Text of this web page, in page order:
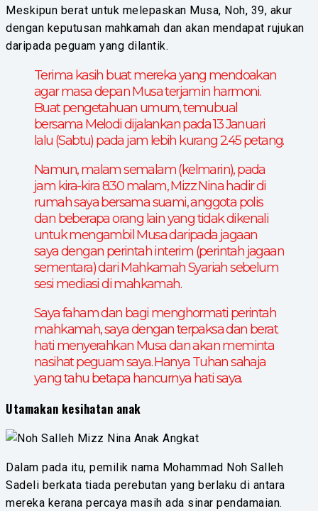
Meskipun berat untuk melepaskan Musa, Noh, 39, akur
dengan keputusan mahkamah dan akan mendapat rujukan
daripada peguam yang dilantik.
Terima kasih buat mereka yang mendoakan
agar masa depan Musa terjamin harmoni.
Buat pengetahuan umum, temubual
bersama Melodi dijalankan pada 13 Januari
lalu (Sabtu) pada jam lebih kurang 2.45 petang.
Namun, malam semalam (kelmarin), pada
jam kira-kira 8.30 malam, Mizz Nina hadir di
rumah saya bersama suami, anggota polis
dan beberapa orang lain yang tidak dikenali
untuk mengambil Musa daripada jagaan
saya dengan perintah interim (perintah jagaan
sementara) dari Mahkamah Syariah sebelum
sesi mediasi di mahkamah.
Saya faham dan bagi menghormati perintah
mahkamah, saya dengan terpaksa dan berat
hati menyerahkan Musa dan akan meminta
nasihat peguam saya. Hanya Tuhan sahaja
yang tahu betapa hancurnya hati saya.
Utamakan kesihatan anak
Dalam pada itu, pemilik nama Mohammad Noh Salleh
Sadeli berkata tiada perebutan yang berlaku di antara
mereka kerana percaya masih ada sinar pendamaian.